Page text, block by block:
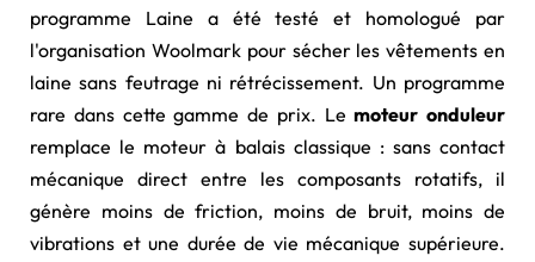
programme Laine a été testé et homologué par
l'organisation Woolmark pour sécher les vêtements en
laine sans feutrage ni rétrécissement. Un programme
rare dans cette gamme de prix. Lemoteur onduleur
remplace le moteur à balais classique : sans contact
mécanique direct entre les composants rotatifs, il
génère moins de friction, moins de bruit, moins de
vibrations et une durée de vie mécanique supérieure.